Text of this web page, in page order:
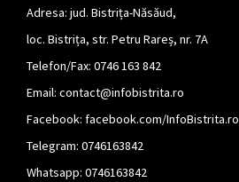
Adresa: jud. Bistrița-Năsăud,
loc. Bistrița, str. Petru Rareș, nr. 7A
Telefon/Fax: 0746 163 842
Email: contact@infobistrita.ro
Facebook: facebook.com/InfoBistrita.ro
Telegram: 0746163842
Whatsapp: 0746163842